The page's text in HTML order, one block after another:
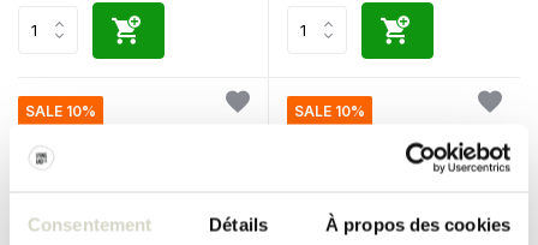
Consentement Détails À propos des cookies
SALE 10% SALE 10%